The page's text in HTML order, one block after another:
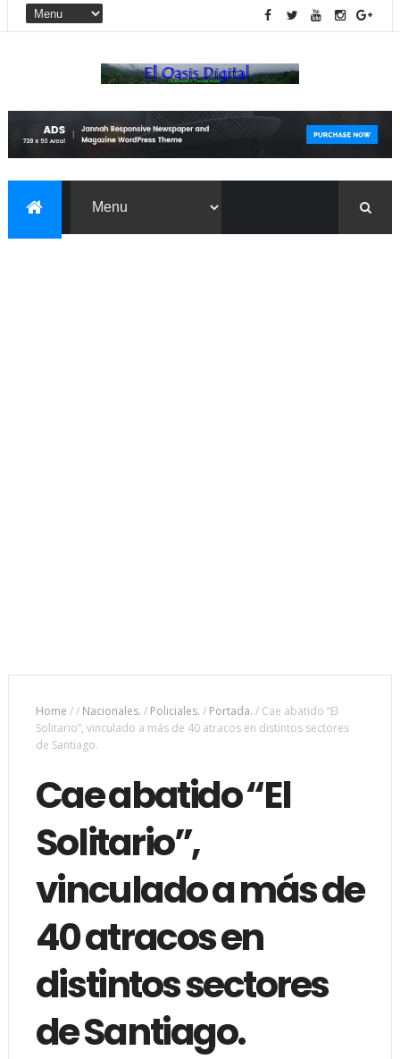
Home // Nacionales. / Policiales. / Portada. / Cae abatido “El
Solitario”, vinculado a más de 40 atracos en distintos sectores
de Santiago.
Cae abatido “El
Solitario”,
vinculado a más de
40 atracos en
distintos sectores
de Santiago.